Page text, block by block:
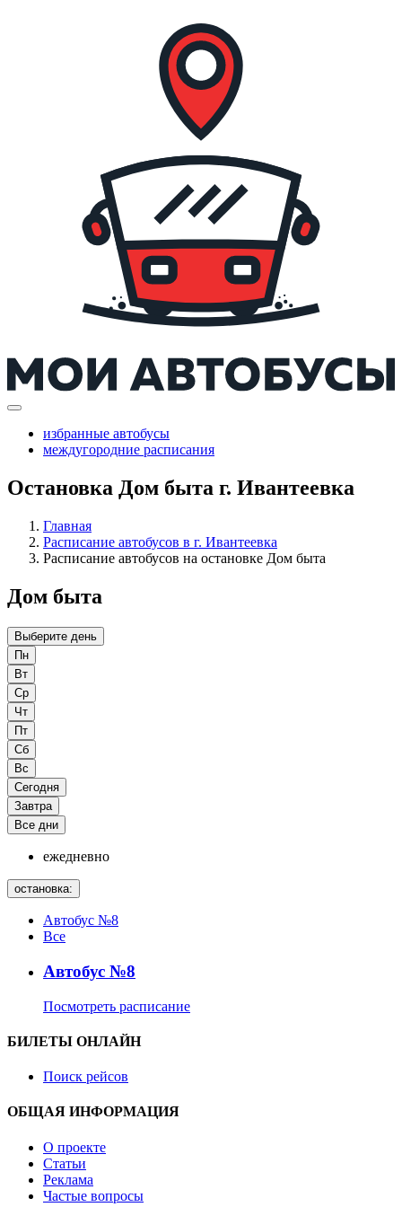
избранные автобусы
междугородние расписания
Остановка Дом быта г. Ивантеевка
Главная
Расписание автобусов в г. Ивантеевка
Расписание автобусов на остановке Дом быта
Дом быта
Выберите день
Пн
Вт
Ср
Чт
Пт
Сб
Вс
Сегодня
Завтра
Все дни
ежедневно
остановка:
Автобус №8
Все
Автобус №8
Посмотреть расписание
БИЛЕТЫ ОНЛАЙН
Поиск рейсов
ОБЩАЯ ИНФОРМАЦИЯ
О проекте
Статьи
Реклама
Частые вопросы